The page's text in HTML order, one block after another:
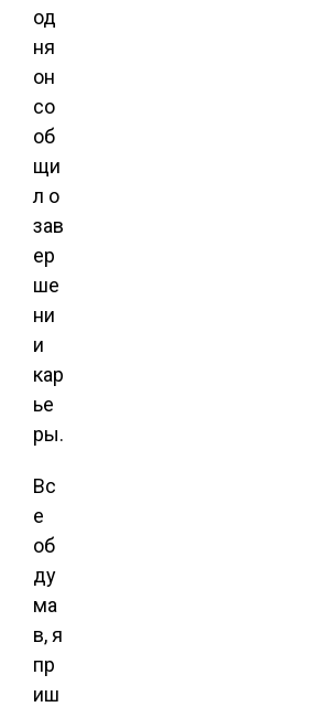
од
ня
он
со
об
щи
л о
зав
ер
ше
ни
и
кар
ье
ры.
Вс
е
об
ду
ма
в, я
пр
иш